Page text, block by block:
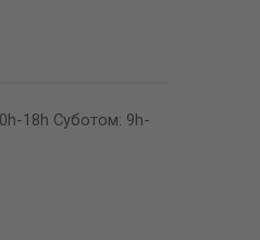
18h Суботом: 9h-